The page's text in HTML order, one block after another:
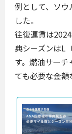
例として、ソ
した。
往復運賃は
典シーズンはL
す。燃油サー
ても必要な金額